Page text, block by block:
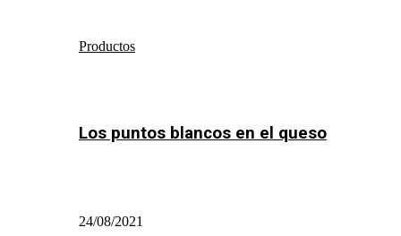
Productos
Los puntos blancos en el queso
24/08/2021